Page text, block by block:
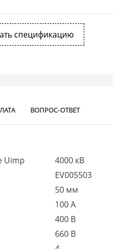
спецификацию
ВОПРОС-ОТВЕТ
Uimp
4000 кВ
EV005503
50 мм
100 А
400 В
660 В